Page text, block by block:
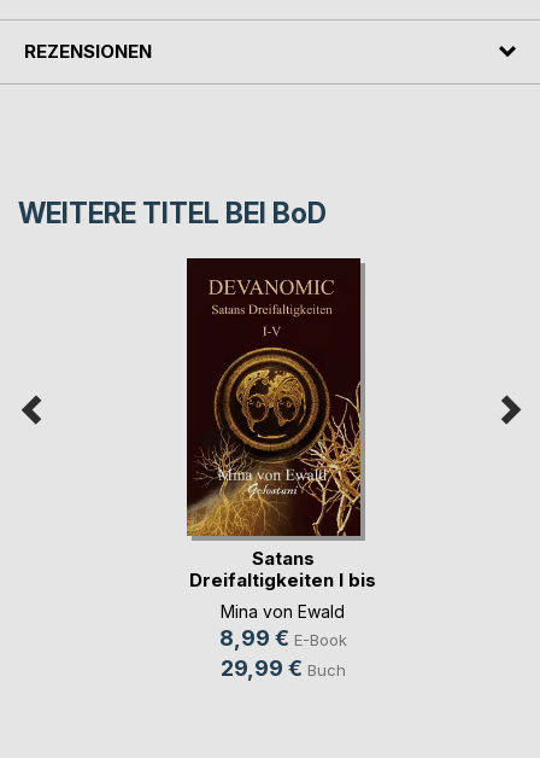
REZENSIONEN
WEITERE TITEL BEI BoD
Satans
Dreifaltigkeiten I bis
Mina von Ewald
8,99 € E-Book
29,99 € Buch